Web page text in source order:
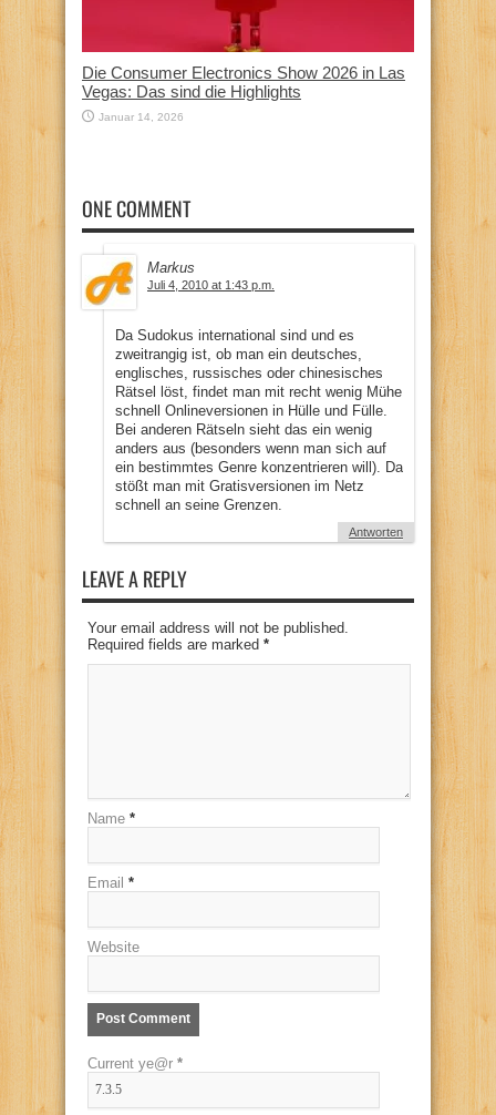
Die Consumer Electronics Show 2026 in Las
Vegas: Das sind die Highlights
Januar 14, 2026
ONE COMMENT
Markus
Juli 4, 2010 at 1:43 p.m.
Da Sudokus international sind und es
zweitrangig ist, ob man ein deutsches,
englisches, russisches oder chinesisches
Rätsel löst, findet man mit recht wenig Mühe
schnell Onlineversionen in Hülle und Fülle.
Bei anderen Rätseln sieht das ein wenig
anders aus (besonders wenn man sich auf
ein bestimmtes Genre konzentrieren will). Da
stößt man mit Gratisversionen im Netz
schnell an seine Grenzen.
Antworten
LEAVE A REPLY
Your email address will not be published.
Required fields are marked *
Name *
Email *
Website
Current ye@r *